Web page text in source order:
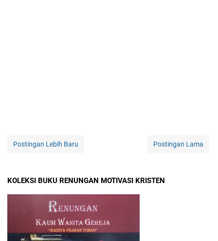
Postingan Lebih Baru Postingan Lama
KOLEKSI BUKU RENUNGAN MOTIVASI KRISTEN